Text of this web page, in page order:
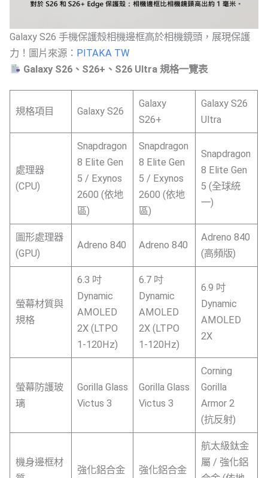
Galaxy S26 手機保護殼相機邊框高於相機鏡頭，展現保護
力！圖片來源： PITAKA TW
Galaxy S26、S26+、S26 Ultra 規格一覽表
規格項目 Galaxy S26
Galaxy
S26+
Galaxy S26
Ultra
處理器
(CPU)
Snapdragon
8 Elite Gen
5 / Exynos
2600 (依地
區)
Snapdragon
8 Elite Gen
5 / Exynos
2600 (依地
區)
Snapdragon
8 Elite Gen
5 (全球統
一)
圖形處理器
(GPU)
Adreno 840 Adreno 840
Adreno 840
(高頻版)
螢幕材質與
規格
6.3 吋
Dynamic
AMOLED
2X (LTPO
1-120Hz)
6.7 吋
Dynamic
AMOLED
2X (LTPO
1-120Hz)
6.9 吋
Dynamic
AMOLED
2X
螢幕防護玻
璃
Gorilla Glass
Victus 3
Gorilla Glass
Victus 3
Corning
Gorilla
Armor 2
(抗反射)
機身邊框材
強化鋁合金 強化鋁合金
航太級鈦金
屬 / 強化鋁